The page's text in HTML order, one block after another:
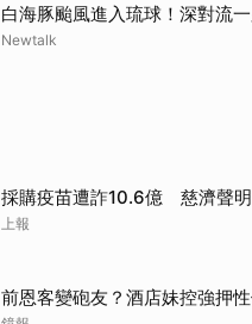
白海豚颱風進入琉球！深對流
Newtalk
採購疫苗遭詐10.6億 慈濟聲
上報
前恩客變砲友？酒店妹控強押